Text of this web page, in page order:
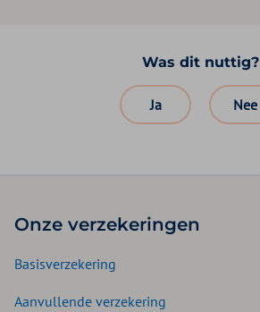
Was dit nuttig?
Ja Nee
Onze verzekeringen
Basisverzekering
Aanvullende verzekering